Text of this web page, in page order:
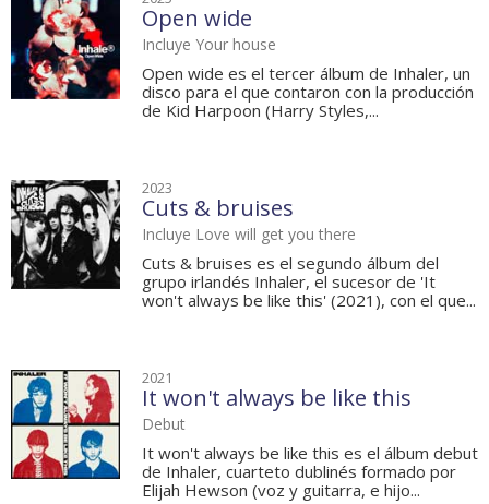
Open wide
Incluye Your house
Open wide es el tercer álbum de Inhaler, un
disco para el que contaron con la producción
de Kid Harpoon (Harry Styles,...
2023
Cuts & bruises
Incluye Love will get you there
Cuts & bruises es el segundo álbum del
grupo irlandés Inhaler, el sucesor de 'It
won't always be like this' (2021), con el que...
2021
It won't always be like this
Debut
It won't always be like this es el álbum debut
de Inhaler, cuarteto dublinés formado por
Elijah Hewson (voz y guitarra, e hijo...